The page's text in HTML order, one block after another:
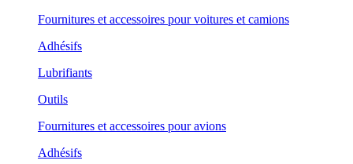
Fournitures et accessoires pour voitures et camions
Adhésifs
Lubrifiants
Outils
Fournitures et accessoires pour avions
Adhésifs